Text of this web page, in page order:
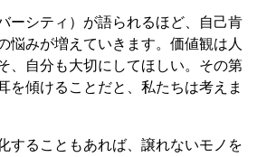
ーシティ）が語られるほど、自己肯
悩みが増えていきます。価値観は人
、自分も大切にしてほしい。その第
を傾けることだと、私たちは考えま
することもあれば、譲れないモノを